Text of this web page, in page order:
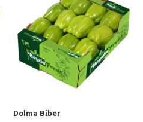
Dolma Biber